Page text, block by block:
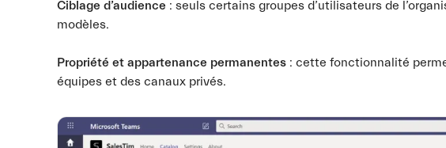
Ciblage d’audience : seuls certains groupes d’utilisateurs de
modèles.
Propriété et appartenance permanentes : cette fonctionnalité
équipes et des canaux privés.